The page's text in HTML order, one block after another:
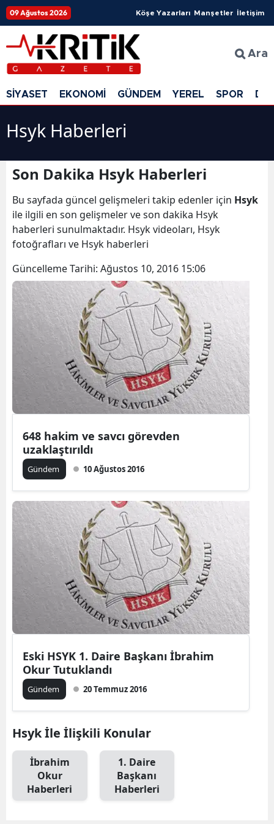
09 Ağustos 2026 Köşe Yazarları Manşetler İletişim
Ara
SİYASET EKONOMİ GÜNDEM YEREL SPOR
Hsyk Haberleri
Son Dakika Hsyk Haberleri
Bu sayfada güncel gelişmeleri takip edenler için Hsyk
ile ilgili en son gelişmeler ve son dakika Hsyk
haberleri sunulmaktadır. Hsyk videoları, Hsyk
fotoğrafları ve Hsyk haberleri
Güncelleme Tarihi: Ağustos 10, 2016 15:06
648 hakim ve savcı görevden
uzaklaştırıldı
Gündem 10 Ağustos 2016
Eski HSYK 1. Daire Başkanı İbrahim
Okur Tutuklandı
Gündem 20 Temmuz 2016
Hsyk İle İlişkili Konular
İbrahim
Okur
Haberleri
1. Daire
Başkanı
Haberleri